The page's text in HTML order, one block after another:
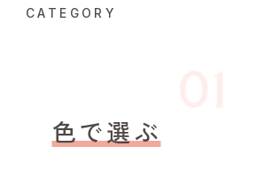
CATEGORY
色で選ぶ